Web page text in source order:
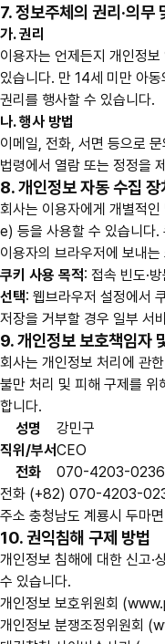
7. 정보주체의 권리·의무
가. 권리
이용자는 언제든지 개인정보
있습니다. 만 14세 미만 아
권리를 행사할 수 있습니다.
나. 행사 방법
이메일, 전화, 서면 등으로
법령에서 열람 또는 정정을
8. 개인정보 자동 수집
회사는 이용자에게 개별적
e) 등을 사용할 수 있습니다.
이용자의 브라우저에 보내
쿠키 사용 목적: 접속 빈도·
선택: 웹브라우저 설정에서
저장을 거부할 경우 일부 서
9. 개인정보 보호책임자
회사는 개인정보 처리에 관
불만 처리 및 피해 구제를 위
합니다.
성명
강민구
직위/부서CEO
전화
070-4203-0236
전화 (+82) 070-4203-
주소 충청남도 계룡시 두마
10. 권익침해 구제 방법
개인정보 침해에 대한 신고·
수 있습니다.
개인정보 보호위원회
개인정보 분쟁조정위원회